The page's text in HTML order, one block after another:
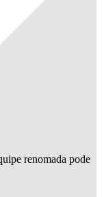
renomada pode